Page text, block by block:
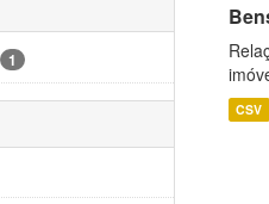
1
CSV